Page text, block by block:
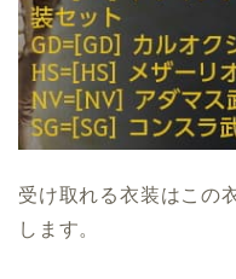
受け取れる衣装はこの
します。